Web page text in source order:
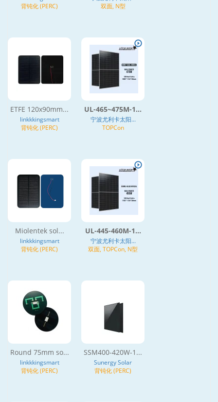
背钝化 (PERC)
双面, N型
ETFE 120x90mm...
linkkkingsmart
背钝化 (PERC)
UL-465~475M-1...
宁波尤利卡太阳...
TOPCon
Miolentek sol...
linkkkingsmart
背钝化 (PERC)
UL-445-460M-1...
宁波尤利卡太阳...
双面, TOPCon, N型
Round 75mm so...
linkkkingsmart
背钝化 (PERC)
SSM400-420W-1...
Sunergy Solar
背钝化 (PERC)